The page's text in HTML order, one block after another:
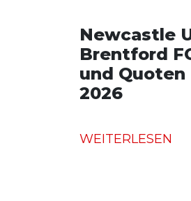
Newcastle
Brentford
und Quoten
2026
WEITERLESEN